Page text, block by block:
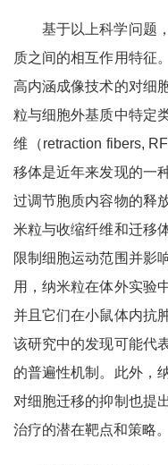
基于以上科学问题
质之间的相互作用特征
高内涵成像技术的对细
粒与细胞外基质中特定
维（retraction fibers,
移体是近年来发现的一
过调节胞质内容物的释
米粒与收缩纤维和迁移
限制细胞运动范围并影
用，纳米粒在体外实验
并且它们在小鼠体内抗
该研究中的发现可能代
的普遍性机制。此外，
对细胞迁移的抑制也提
治疗的潜在靶点和策略。